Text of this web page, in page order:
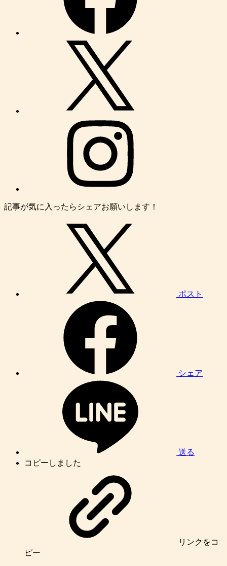
記事が気に入ったらシェアお願いします！
ポスト
シェア
送る
コピーしました
リンク をコ
ピー